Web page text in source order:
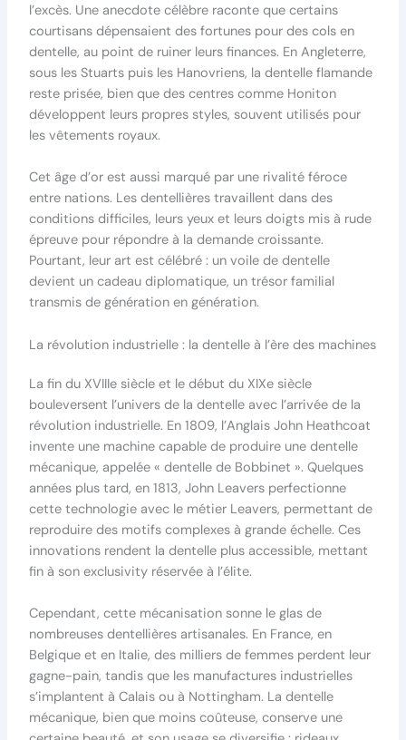
l’excès. Une anecdote célèbre raconte que certains
courtisans dépensaient des fortunes pour des cols en
dentelle, au point de ruiner leurs finances. En Angleterre,
sous les Stuarts puis les Hanovriens, la dentelle flamande
reste prisée, bien que des centres comme Honiton
développent leurs propres styles, souvent utilisés pour
les vêtements royaux.
Cet âge d’or est aussi marqué par une rivalité féroce
entre nations. Les dentellières travaillent dans des
conditions difficiles, leurs yeux et leurs doigts mis à rude
épreuve pour répondre à la demande croissante.
Pourtant, leur art est célébré : un voile de dentelle
devient un cadeau diplomatique, un trésor familial
transmis de génération en génération.
La révolution industrielle : la dentelle à l’ère des machines
La fin du XVIIIe siècle et le début du XIXe siècle
bouleversent l’univers de la dentelle avec l’arrivée de la
révolution industrielle. En 1809, l’Anglais John Heathcoat
invente une machine capable de produire une dentelle
mécanique, appelée « dentelle de Bobbinet ». Quelques
années plus tard, en 1813, John Leavers perfectionne
cette technologie avec le métier Leavers, permettant de
reproduire des motifs complexes à grande échelle. Ces
innovations rendent la dentelle plus accessible, mettant
fin à son exclusivity réservée à l’élite.
Cependant, cette mécanisation sonne le glas de
nombreuses dentellières artisanales. En France, en
Belgique et en Italie, des milliers de femmes perdent leur
gagne-pain, tandis que les manufactures industrielles
s’implantent à Calais ou à Nottingham. La dentelle
mécanique, bien que moins coûteuse, conserve une